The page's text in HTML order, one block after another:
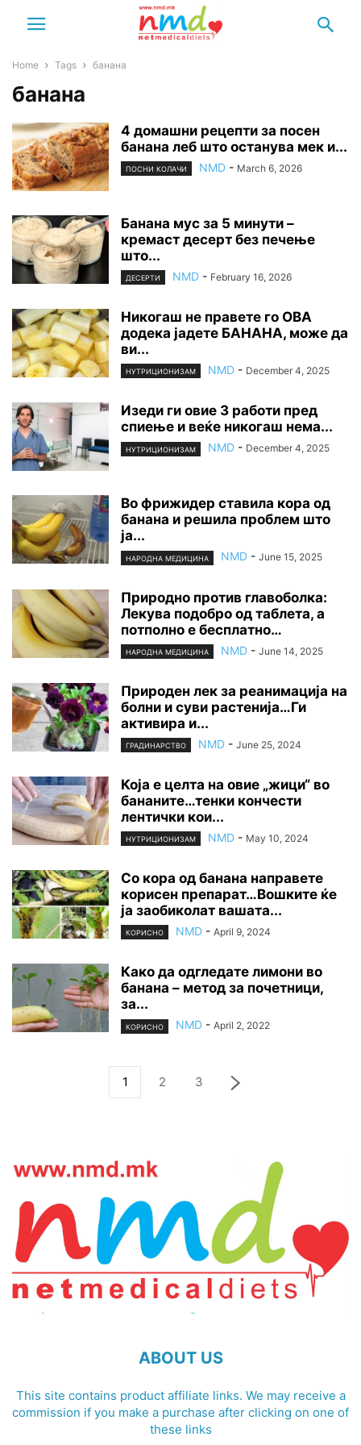
Home Tags банана
банана
4 домашни рецепти за посен
банана леб што останува мек и...
ПОСНИ КОЛАЧИ NMD - March 6, 2026
Банана мус за 5 минути –
кремаст десерт без печење
што...
ДЕСЕРТИ NMD - February 16, 2026
Никогаш не правете го ОВА
додека јадете БАНАНА, може да
ви...
НУТРИЦИОНИЗАМ NMD - December 4, 2025
Изеди ги овие 3 работи пред
спиење и веќе никогаш нема...
НУТРИЦИОНИЗАМ NMD - December 4, 2025
Во фрижидер ставила кора од
банана и решила проблем што
ја...
НАРОДНА МЕДИЦИНА NMD - June 15, 2025
Природно против главоболка:
Лекува подобро од таблета, а
потполно е бесплатно…
НАРОДНА МЕДИЦИНА NMD - June 14, 2025
Природен лек за реанимација на
болни и суви растенија…Ги
активира и...
ГРАДИНАРСТВО NMD - June 25, 2024
Која е целта на овие „жици“ во
бананите…тенки кончести
лентички кои...
НУТРИЦИОНИЗАМ NMD - May 10, 2024
Со кора од банана направете
корисен препарат…Вошките ќе
ја заобиколат вашата...
КОРИСНО NMD - April 9, 2024
Како да одгледате лимони во
банана – метод за почетници,
за...
КОРИСНО NMD - April 2, 2022
1 2 3
ABOUT US
This site contains product affiliate links. We may receive a
commission if you make a purchase after clicking on one of
these links